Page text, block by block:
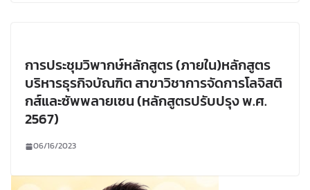
การประชุมวิพากษ์หลักสูตร (ภายใน)หลักสูตร
บริหารธุรกิจบัณฑิต สาขาวิชาการจัดการโลจิสติ
กส์และซัพพลายเซน (หลักสูตรปรับปรุง พ.ศ.
2567)
06/16/2023